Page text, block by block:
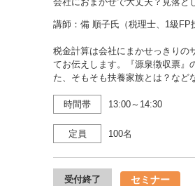
講師：備 順子氏（税理士、1級FP
税金計算は会社にまかせっきりの
てお伝えします。『源泉徴収票』
た、そもそも扶養家族とは？など
時間帯 13:00～14:30
定員 100名
受付終了 セミナー